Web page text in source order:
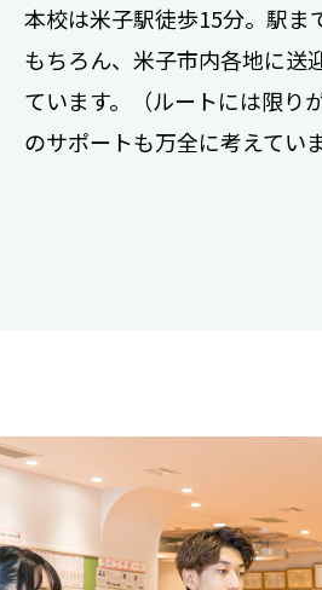
本校は米子駅徒歩15分。駅ま
もちろん、米子市内各地に送
ています。（ルートには限り
のサポートも万全に考えていま